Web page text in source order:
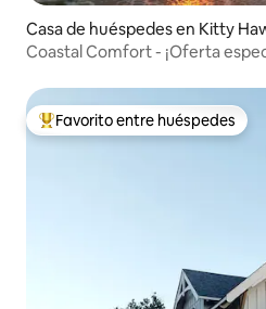
Casa de huéspedes en Kitty
Coastal Comfort - ¡Oferta
Favorito entre los huéspedes
Favorito entre huéspedes